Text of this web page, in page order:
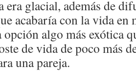
era glacial, además de
acabaría con la vida
algo más exótica
de vida de poco más
una pareja.